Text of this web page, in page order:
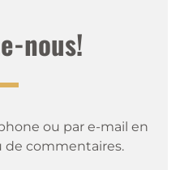
nous!
ou par e-mail en
de commentaires.